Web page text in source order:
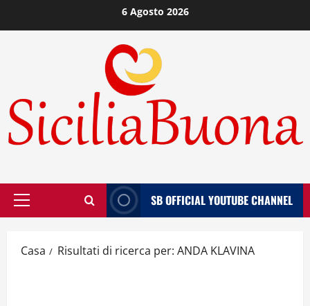
al
6 Agosto 2026
Menù
SB OFFICIAL YOUTUBE CHANNEL
Casa Risultati di ricerca per: ANDA KLAVINA